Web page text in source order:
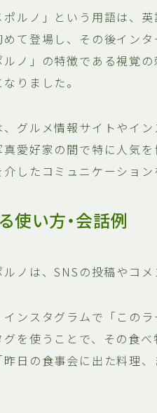
ポルノ」という用語は、
めて登場し、その後イン
ルノ」の特徴である視覚
りました。
、グルメ情報サイトやイ
真愛好家の間で特に人気
したコミュニケーション
使い方・会話例
ノは、SNSの投稿やコ
インスタグラムで「この
グを使うことで、その食
昨日の食事会に出た料理